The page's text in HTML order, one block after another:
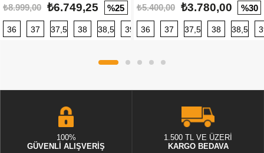
₺8.999,00 ₺6.749,25 %25
36 37 37,5 38 38,5 39 40 40,5 41 42 42,5
₺5.400,00 ₺3.780,00 %30
36 37 37,5 38 38,5
100%
GÜVENLİ ALIŞVERİŞ
1.500 TL VE ÜZERİ
KARGO BEDAVA